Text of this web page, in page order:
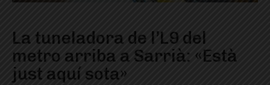
La tuneladora de l’L9 del
metro arriba a Sarrià: «Està
just aquí sota»